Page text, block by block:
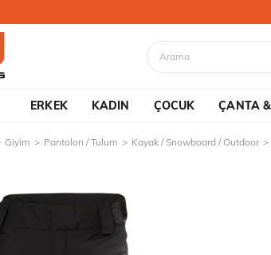
ERKEK KADIN ÇOCUK ÇANTA
Giyim Pantolon / Tulum Kayak / Snowboard / Outdoor